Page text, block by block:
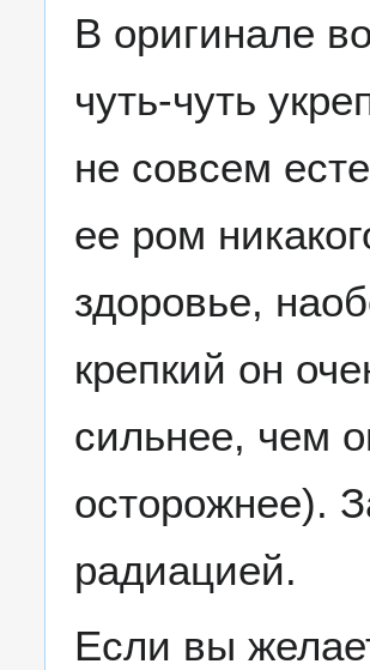
В оригинале
чуть-чуть
не совсем
ее ром
здоровье,
крепкий он
сильнее, чем
осторожнее).
радиацией.
Если вы